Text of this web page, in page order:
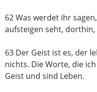
62 Was werdet ihr
aufsteigen seht,
63 Der Geist ist es, der
nichts. Die Worte, die
Geist und sind Leben.